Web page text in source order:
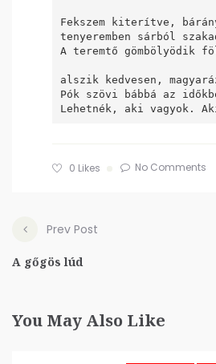
Fekszem kiterítve,
tenyeremben sárból
A teremtő gömbölyödik
alszik kedvesen,
Pók szövi bábbá az
Lehetnék, aki vagyok.
0 Likes No Comments
Prev Post
A gőgös lúd
You May Also Like